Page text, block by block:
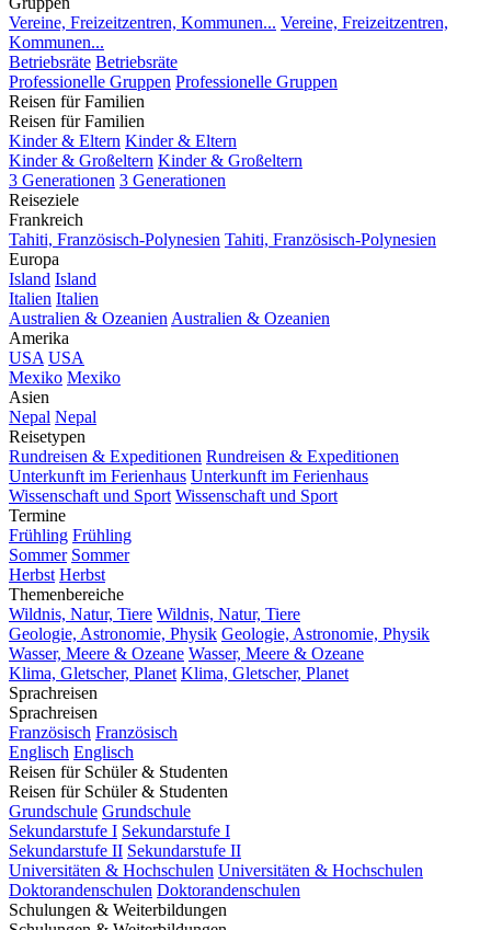
Vereine, Freizeitzentren, Kommunen... Vereine, Freizeitzentren,
Kommunen...
Betriebsräte Betriebsräte
Professionelle Gruppen Professionelle Gruppen
Reisen für Familien
Reisen für Familien
Kinder & Eltern Kinder & Eltern
Kinder & Großeltern Kinder & Großeltern
3 Generationen 3 Generationen
Reiseziele
Frankreich
Tahiti, Französisch-Polynesien Tahiti, Französisch-Polynesien
Europa
Island Island
Italien Italien
Australien & Ozeanien Australien & Ozeanien
Amerika
USA USA
Mexiko Mexiko
Asien
Nepal Nepal
Reisetypen
Rundreisen & Expeditionen Rundreisen & Expeditionen
Unterkunft im Ferienhaus Unterkunft im Ferienhaus
Wissenschaft und Sport Wissenschaft und Sport
Termine
Frühling Frühling
Sommer Sommer
Herbst Herbst
Themenbereiche
Wildnis, Natur, Tiere Wildnis, Natur, Tiere
Geologie, Astronomie, Physik Geologie, Astronomie, Physik
Wasser, Meere & Ozeane Wasser, Meere & Ozeane
Klima, Gletscher, Planet Klima, Gletscher, Planet
Sprachreisen
Sprachreisen
Französisch Französisch
Englisch Englisch
Reisen für Schüler & Studenten
Reisen für Schüler & Studenten
Grundschule Grundschule
Sekundarstufe I Sekundarstufe I
Sekundarstufe II Sekundarstufe II
Universitäten & Hochschulen Universitäten & Hochschulen
Doktorandenschulen Doktorandenschulen
Schulungen & Weiterbildungen